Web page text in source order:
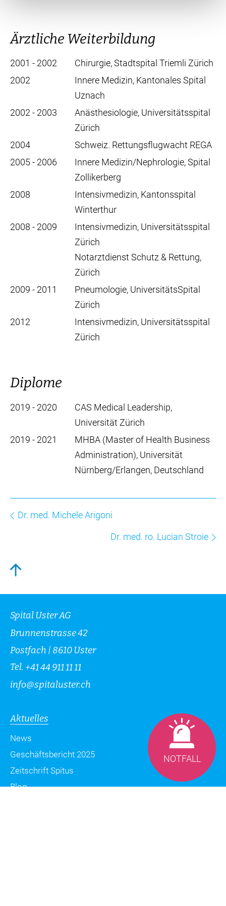
Ärztliche Weiterbildung
2001 - 2002
Chirurgie, Stadtspital Triemli Zürich
2002
Innere Medizin, Kantonales Spital
Uznach
2002 - 2003
Anästhesiologie, Universitätsspital
Zürich
2004
Schweiz. Rettungsflugwacht REGA
2005 - 2006
Innere Medizin/Nephrologie, Spital
Zollikerberg
2008
Intensivmedizin, Kantonsspital
Winterthur
2008 - 2009
Intensivmedizin, Universitätsspital
Zürich
Notarztdienst Schutz & Rettung,
Zürich
2009 - 2011
Pneumologie, UniversitätsSpital
Zürich
2012
Intensivmedizin, Universitätsspital
Zürich
Diplome
2019 - 2020
CAS Medical Leadership,
Universität Zürich
2019 - 2021
MHBA (Master of Health Business
Administration), Universität
Nürnberg/Erlangen, Deutschland
Dr. med. Michele Arigoni
Dr. med. ro. Lucian Stroie
NOTFALL
Spital Uster AG
Brunnenstrasse 42
Postfach | 8610 Uster
Tel. +41 44 911 11 11
info@spitaluster.ch
Aktuelles
News
Geschäftsbericht 2025
Zeitschrift Spitus
Blog